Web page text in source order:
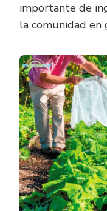
importante de
la comunidad en